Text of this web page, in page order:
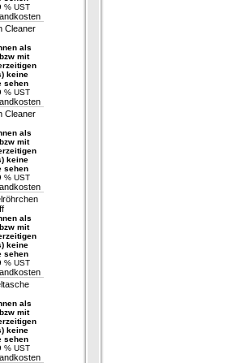
% UST
Cleaner
als
mit
keine
sehen
% UST
Cleaner
als
mit
keine
sehen
% UST
als
mit
keine
sehen
% UST
als
mit
keine
sehen
% UST